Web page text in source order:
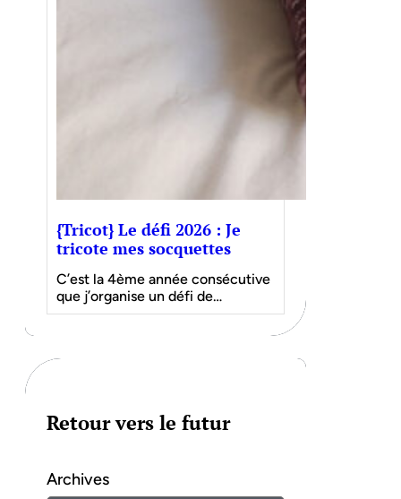
{Tricot} Le défi 2026 : Je
tricote mes socquettes
C’est la 4ème année consécutive
que j’organise un défi de…
Retour vers le futur
Archives